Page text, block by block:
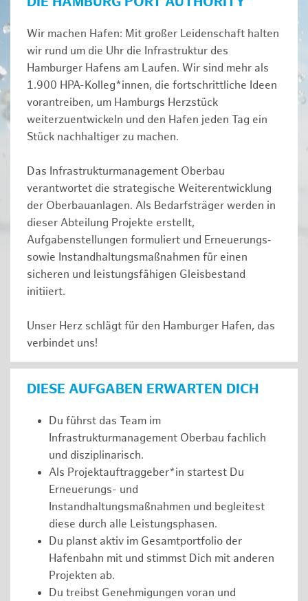
Wir machen Hafen: Mit großer Leidenschaft halten
wir rund um die Uhr die Infrastruktur des
Hamburger Hafens am Laufen. Wir sind mehr als
1.900 HPA-Kolleg*innen, die fortschrittliche Ideen
vorantreiben, um Hamburgs Herzstück
weiterzuentwickeln und den Hafen jeden Tag ein
Stück nachhaltiger zu machen.
Das Infrastrukturmanagement Oberbau
verantwortet die strategische Weiterentwicklung
der Oberbauanlagen. Als Bedarfsträger werden in
dieser Abteilung Projekte erstellt,
Aufgabenstellungen formuliert und Erneuerungs‑
sowie Instandhaltungsmaßnahmen für einen
sicheren und leistungsfähigen Gleisbestand
initiiert.
Unser Herz schlägt für den Hamburger Hafen, das
verbindet uns!
DIESE AUFGABEN ERWARTEN DICH
Du führst das Team im
Infrastrukturmanagement Oberbau fachlich
und disziplinarisch.
Als Projektauftraggeber*in startest Du
Erneuerungs- und
Instandhaltungsmaßnahmen und begleitest
diese durch alle Leistungsphasen.
Du planst aktiv im Gesamtportfolio der
Hafenbahn mit und stimmst Dich mit anderen
Projekten ab.
Du treibst Genehmigungen voran und